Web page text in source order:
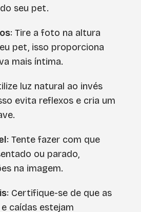
seu pet.
: Tire a foto na altura
pet, isso proporciona
mais íntima.
luz natural ao invés
evita reflexos e cria um
: Tente fazer com que
ou parado,
na imagem.
: Certifique-se de que as
caídas estejam